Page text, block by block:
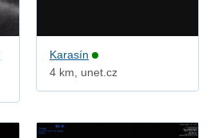
Karasín
4 km, unet.cz